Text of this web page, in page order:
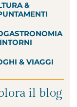
&
& VIAGGI
il blog